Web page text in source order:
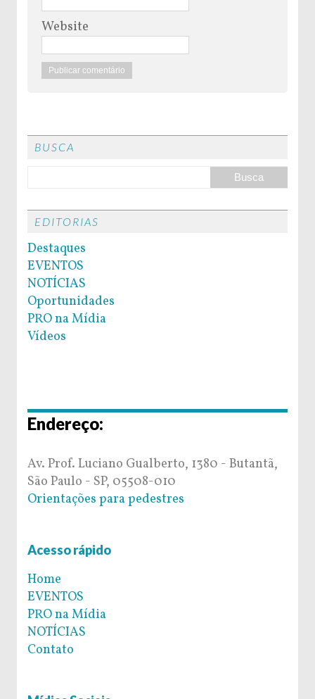
Website
BUSCA
EDITORIAS
Destaques
EVENTOS
NOTÍCIAS
Oportunidades
PRO na Mídia
Vídeos
Endereço:
Av. Prof. Luciano Gualberto, 1380 - Butantã,
São Paulo - SP, 05508-010
Orientações para pedestres
Acesso rápido
Home
EVENTOS
PRO na Mídia
NOTÍCIAS
Contato